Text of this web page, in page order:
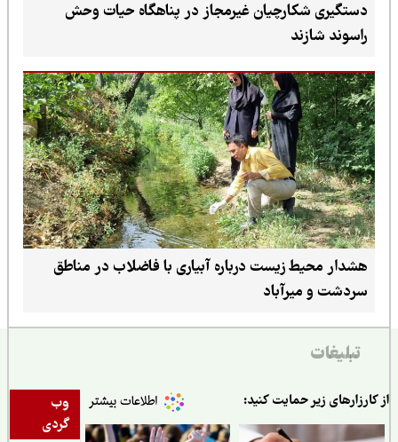
دستگیری شکارچیان غیرمجاز در پناهگاه حیات وحش
راسوند شازند
هشدار محیط زیست درباره آبیاری با فاضلاب در مناطق
سردشت و میرآباد
تبلیغات
وب
گردی
زیر حمایت کنید: